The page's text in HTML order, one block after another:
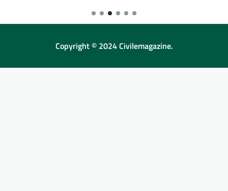
Copyright © 2024 Civilemagazine.